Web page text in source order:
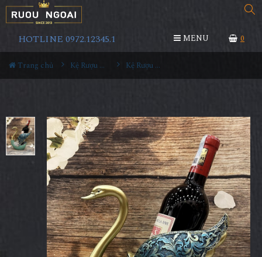
0
HOTLINE 0972.12345.1 MENU
Trang chủ Kệ Rượu Siêu Đẹp Kệ Rượu Thiên Nga MS11